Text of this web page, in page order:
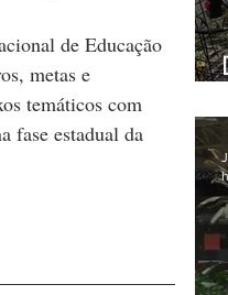
de Educação
metas e
temáticos com
fase estadual da